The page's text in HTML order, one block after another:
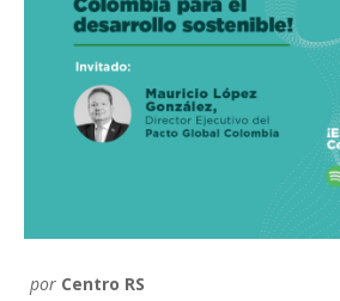
por Centro RS